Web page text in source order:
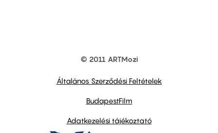
© 2011 ARTMozi
Általános Szerződési Feltételek
BudapestFilm
Adatkezelési tájékoztató